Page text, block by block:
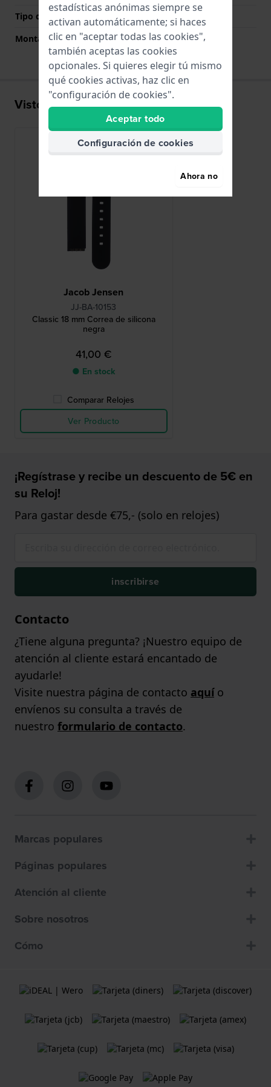
Tipo de montaje
Montaje Recto
No
Visto recientemente
Jacob Jensen
JJ-BA-10153
Classic 18 mm Correa de silicona
negra
41,00 €
● En stock
Comparar Relojes
Ver Producto
¡Regístrase y recibe un descuento de 5€ en
su Reloj!
Para gastar desde €75,- (solo en relojes)
inscribirse
Contacto
¿Tiene alguna pregunta? ¡Nuestro equipo de
atención al cliente estará encantado de
ayudarle!
Visite nuestra página de contacto aquío
envíenos su consulta a través de
nuestro formulario de contacto.
Marcas populares
Páginas populares
Atención al cliente
Sobre nosotros
Cómo
estadísticas anónimas siempre se
activan automáticamente; si haces
clic en "aceptar todas las cookies",
también aceptas las cookies
opcionales. Si quieres elegir tú mismo
qué cookies activas, haz clic en
"configuración de cookies".
Aceptar todo
Configuración de cookies
Ahora no